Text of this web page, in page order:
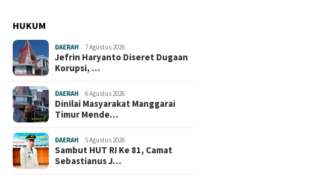
HUKUM
DAERAH 7 Agustus 2026
Jefrin Haryanto Diseret Dugaan
Korupsi, …
DAERAH 6 Agustus 2026
Dinilai Masyarakat Manggarai
Timur Mende…
DAERAH 5 Agustus 2026
Sambut HUT RI Ke 81, Camat
Sebastianus J…